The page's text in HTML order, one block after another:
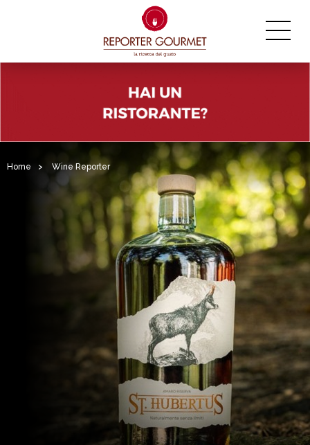
Home > Wine Reporter